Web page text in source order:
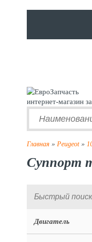
интернет-магазин
Главная » Peugeot »
Суппорт
Двигатель